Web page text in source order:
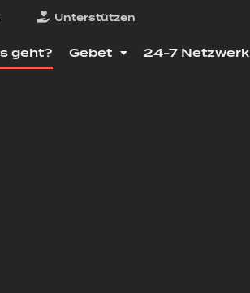
Unterstützen
geht? Gebet 24-7 Netzwerk